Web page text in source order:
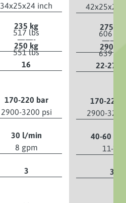
34x25x24 inch
235 kg
517 lbs
——-
250 kg
551 lbs
16
170-220 bar
2900-3200 psi
30 l/min
8 gpm
3
42x25x24
275 kg
606 lbs
——–
290 kg
639 lbs
22-27-
170-220
2900-
40-60 l/
11-16
3